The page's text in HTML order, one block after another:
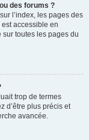
des forums ?
l’index, les pages des
accessible en
toutes les pages du
trop de termes
d’être plus précis et
avancée.